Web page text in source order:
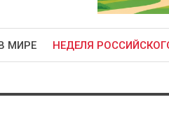
В МИРЕ НЕДЕЛЯ